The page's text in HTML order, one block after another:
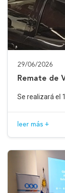
29/06/2026
Remate de
Se realizará el
leer más +